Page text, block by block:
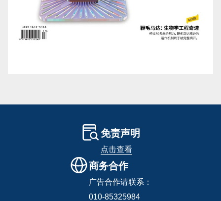
免责声明
点击查看
商务合作
广告合作请联系：
010-85325984